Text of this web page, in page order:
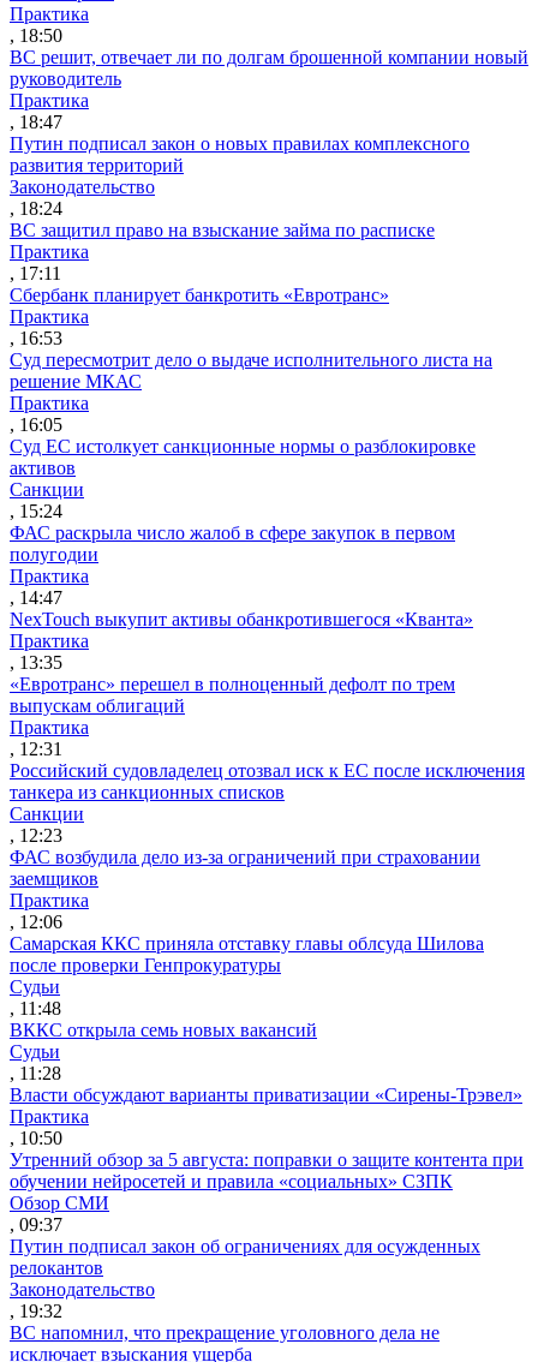
Практика
, 18:50
ВС решит, отвечает ли по долгам брошенной компании новый
руководитель
Практика
, 18:47
Путин подписал закон о новых правилах комплексного
развития территорий
Законодательство
, 18:24
ВС защитил право на взыскание займа по расписке
Практика
, 17:11
Сбербанк планирует банкротить «Евротранс»
Практика
, 16:53
Суд пересмотрит дело о выдаче исполнительного листа на
решение МКАС
Практика
, 16:05
Суд ЕС истолкует санкционные нормы о разблокировке
активов
Санкции
, 15:24
ФАС раскрыла число жалоб в сфере закупок в первом
полугодии
Практика
, 14:47
NexTouch выкупит активы обанкротившегося «Кванта»
Практика
, 13:35
«Евротранс» перешел в полноценный дефолт по трем
выпускам облигаций
Практика
, 12:31
Российский судовладелец отозвал иск к ЕС после исключения
танкера из санкционных списков
Санкции
, 12:23
ФАС возбудила дело из-за ограничений при страховании
заемщиков
Практика
, 12:06
Самарская ККС приняла отставку главы облсуда Шилова
после проверки Генпрокуратуры
Судьи
, 11:48
ВККС открыла семь новых вакансий
Судьи
, 11:28
Власти обсуждают варианты приватизации «Сирены-Трэвел»
Практика
, 10:50
Утренний обзор за 5 августа: поправки о защите контента при
обучении нейросетей и правила «социальных» СЗПК
Обзор СМИ
, 09:37
Путин подписал закон об ограничениях для осужденных
релокантов
Законодательство
, 19:32
ВС напомнил, что прекращение уголовного дела не
исключает взыскания ущерба